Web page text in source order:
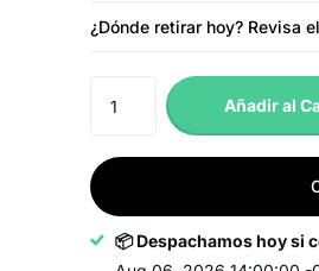
¿Dónde retirar hoy? Revisa
Caupolicán 341, D, 4650881
+56952063245
🚀 ¡Despachamos rápido!
Añadir al
📦 Despachamos hoy si